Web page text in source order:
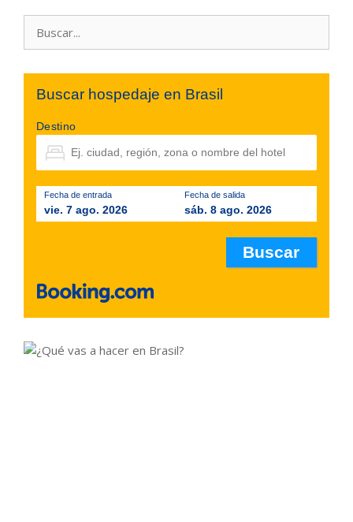
Buscar hospedaje en Brasil
Destino
Fecha de entrada
vie. 7 ago. 2026
Fecha de salida
sáb. 8 ago. 2026